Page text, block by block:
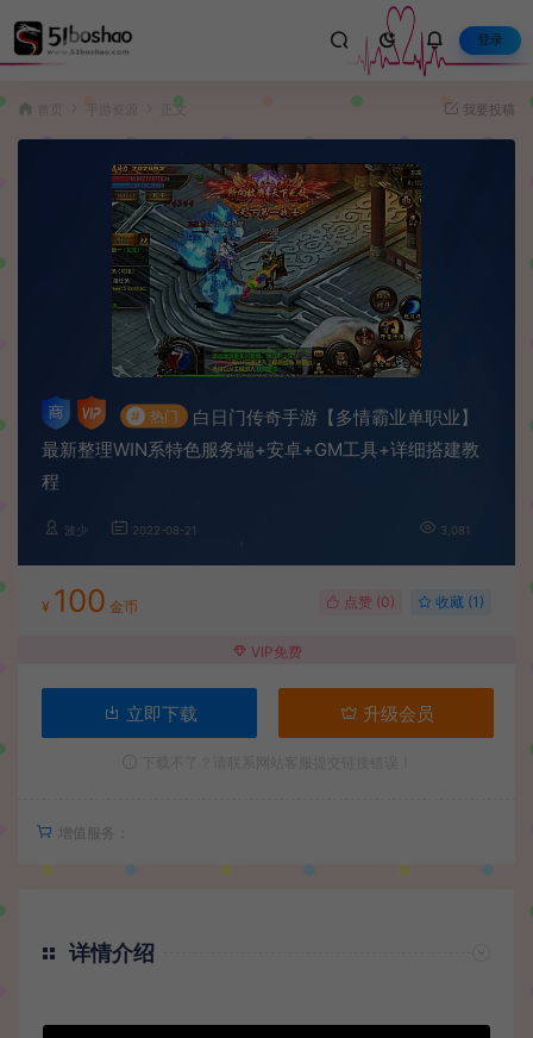
登录
手游资源 正文 我要投稿
# 热门
白日门传奇手游【多情霸业单职业】
最新整理WIN系特色服务端+安卓+GM工具+详细搭建教
程
波少 2022-08-21 3,081
¥ 100 金币 点赞 (0) 收藏 (1)
VIP免费
立即下载 升级会员
增值服务：
详情介绍